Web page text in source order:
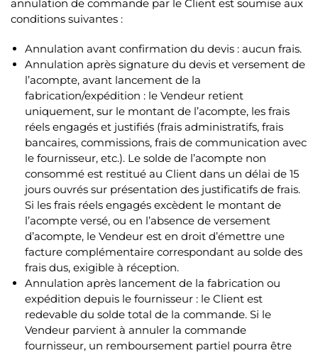
annulation de commande par le Client est soumise aux
conditions suivantes :
Annulation avant confirmation du devis : aucun frais.
Annulation après signature du devis et versement de
l’acompte, avant lancement de la
fabrication/expédition : le Vendeur retient
uniquement, sur le montant de l’acompte, les frais
réels engagés et justifiés (frais administratifs, frais
bancaires, commissions, frais de communication avec
le fournisseur, etc.). Le solde de l’acompte non
consommé est restitué au Client dans un délai de 15
jours ouvrés sur présentation des justificatifs de frais.
Si les frais réels engagés excèdent le montant de
l’acompte versé, ou en l’absence de versement
d’acompte, le Vendeur est en droit d’émettre une
facture complémentaire correspondant au solde des
frais dus, exigible à réception.
Annulation après lancement de la fabrication ou
expédition depuis le fournisseur : le Client est
redevable du solde total de la commande. Si le
Vendeur parvient à annuler la commande
fournisseur, un remboursement partiel pourra être